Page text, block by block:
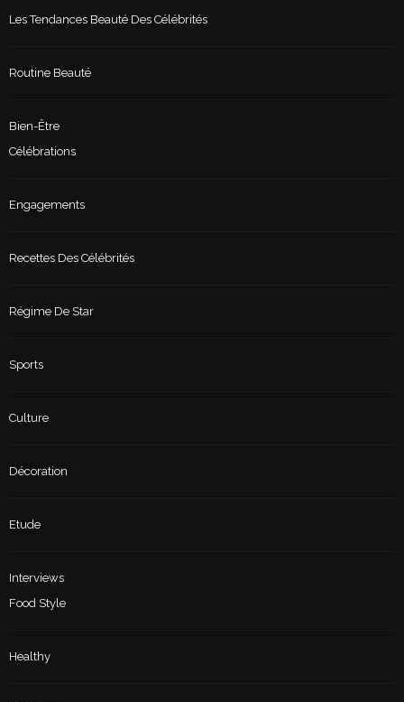
Les Tendances Beauté Des Célébrités
Routine Beauté
Bien-Être
Célébrations
Engagements
Recettes Des Célébrités
Régime De Star
Sports
Culture
Décoration
Etude
Interviews
Food Style
Healthy